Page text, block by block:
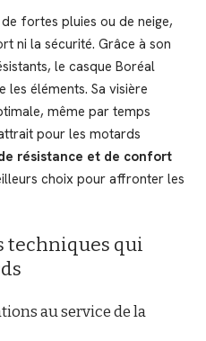
de fortes pluies ou de neige,
ni la sécurité. Grâce à son
le casque Boréal
éléments. Sa visière
même par temps
pour les motards
résistance et de confort
choix pour affronter les
techniques qui
au service de la